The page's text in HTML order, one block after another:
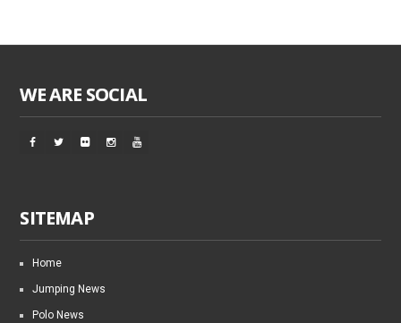
WE ARE SOCIAL
SITEMAP
Home
Jumping News
Polo News